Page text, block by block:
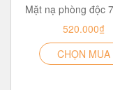
520.000₫
CHỌN MUA